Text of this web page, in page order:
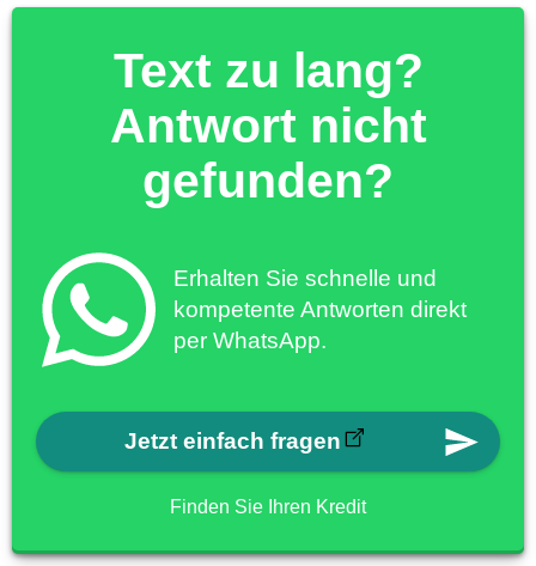
Text zu lang?
Antwort nicht
gefunden?
Erhalten Sie schnelle und
kompetente Antworten direkt
per WhatsApp.
Jetzt einfach fragen
Finden Sie Ihren Kredit